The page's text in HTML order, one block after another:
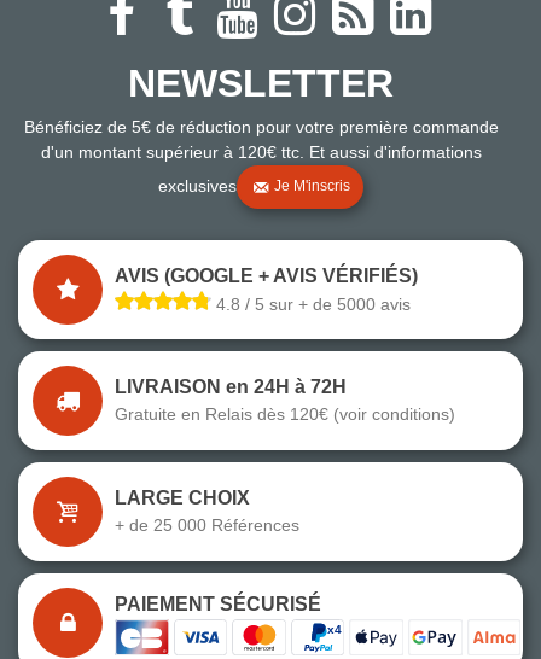
NEWSLETTER
Bénéficiez de 5€ de réduction pour votre première commande
d'un montant supérieur à 120€ ttc. Et aussi d'informations
exclusives
Je M'inscris
AVIS (GOOGLE + AVIS VÉRIFIÉS)
4.8 / 5 sur + de 5000 avis
LIVRAISON en 24H à 72H
Gratuite en Relais dès 120€ (voir conditions)
LARGE CHOIX
+ de 25 000 Références
PAIEMENT SÉCURISÉ